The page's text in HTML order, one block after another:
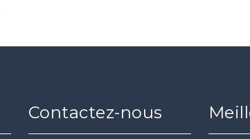
Contactez-nous